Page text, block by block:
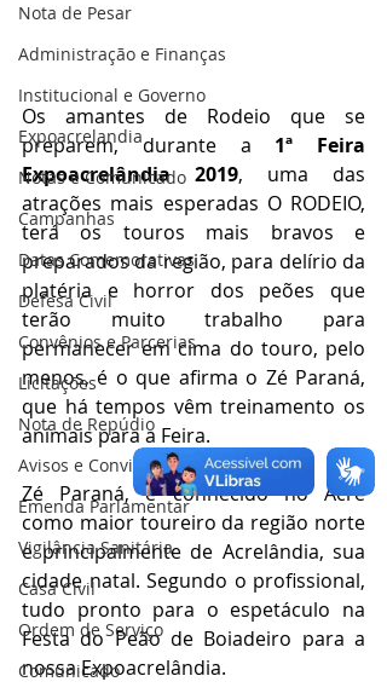
Nota de Pesar
Administração e Finanças
Institucional e Governo
Expoacrelandia
Notas e Comunicado
Campanhas
Datas Comemorativas
Defesa Civil
Convênios e Parcerias
Licitações
Nota de Repúdio
Avisos e Convites
Emenda Parlamentar
Vigilância Sanitária
Casa Civil
Ordem de Serviço
Comunicado
Os amantes de Rodeio que se
preparem, durante a 1ª Feira
Expoacrelândia 2019, uma das
atrações mais esperadas O RODEIO,
terá os touros mais bravos e
preparados da região, para delírio da
platéria e horror dos peões que
terão muito trabalho para
permanecer em cima do touro, pelo
menos, é o que afirma o Zé Paraná,
que há tempos vêm treinamento os
animais para a Feira.
Zé Paraná, é conhecido no Acre
como maior toureiro da região norte
e principalmente de Acrelândia, sua
cidade natal. Segundo o profissional,
tudo pronto para o espetáculo na
Festa do Peão de Boiadeiro para a
nossa Expoacrelândia.